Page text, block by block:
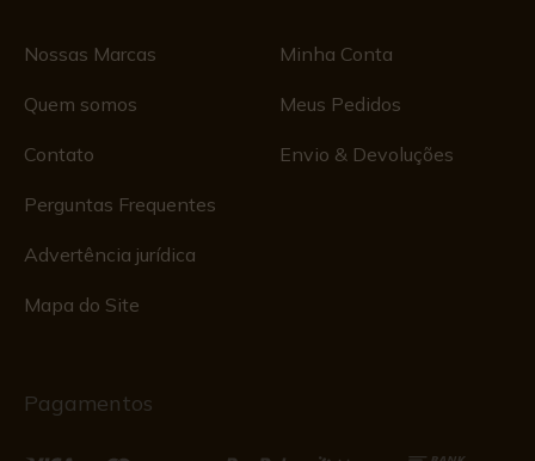
Nossas Marcas
Quem somos
Contato
Perguntas Frequentes
Advertência jurídica
Mapa do Site
Minha Conta
Meus Pedidos
Envio & Devoluções
Pagamentos